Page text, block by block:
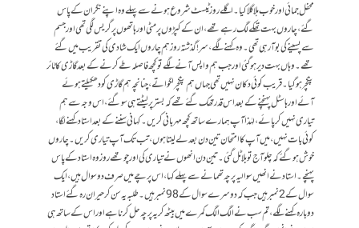
محفل جمائی اور خوب ہلا گلا کیا۔ اگلے روز ٹیسٹ شروع ہونے سے پہلے وہ اپنے نگران کے پاس
گئے، چاروں بہت تھکے لگ رہے تھے، ان کے کپڑوں پر مٹی اور ہاتھوں پر گریس لگی تھی اور جسم
سے پسینے کی بو آرہی تھی۔ وہ کہنے لگے، سر! گذشتہ روز ہم چاروں ایک شادی کی تقریب میں گئے
تھے۔ وہاں بہت دیر ہوگئی اور جب ہم واپس آنے لگے توکچھ فاصلہ طے کرنے کے بعد گاڑی کا ٹائر
پنکچر ہوگیا۔ قریب کوئی دکان نہیں تھی جہاں ہم پنکچر لگواتے، چنانچہ ہم گاڑی کو دھکیلتے ہوئے
آئے اور ہاسٹل پہنچنے کے بعد اس قدر تھک گئے تھے کہ بستر پر لیٹتے ہی سوگئے، اس وجہ سے ہم
تیاری نہیں کرپائے، لہٰذا آپ ہمارے ساتھ کچھ مہربانی کریں۔ کہانی سننے کے بعد استاد کہنے لگا،
کوئی بات نہیں، میں آپ کا امتحان تین دن بعد لے لیتا ہوں، تب تک آپ تیاری کریں۔ چاروں
خوش ہوگئے کہ چلو آج تو بلا ٹل گئی۔ تین دن انھوں نے تیاری کی اور چوتھے روز وہ استاد کے پاس
پہنچے۔ استاد نے انھیں سوالیہ پرچہ تھمانے سے پہلے کہا، اس پرچے میں صرف دو سوال ہیں، ایک
سوال کے 2 نمبر ہیں جب کہ دوسرے سوال کے 98 نمبر ہیں۔ طلبہ یہ سن کر حیران رہ گئے استاد
دوبارہ کہنے لگے، تم سب نے الگ الگ کمرے میں بیٹھ کریہ پرچہ حل کرنا ہے اور اس کے ساتھ ہی